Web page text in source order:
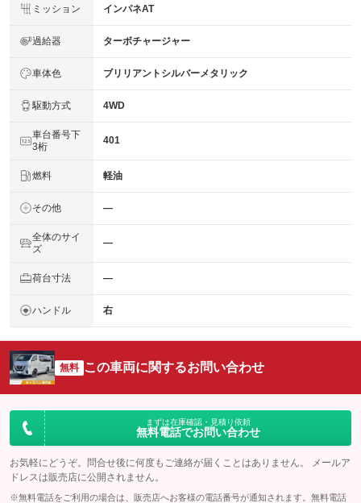
ミッション インパネAT
過給器 ターボチャージャー
車体色 ブリリアントシルバーメタリック
駆動方式 4WD
車台番号下
3桁
401
燃料 軽油
その他 ―
全体のサイ
ズ
―
荷台寸法 ―
ハンドル 右
無料 この車両に関するお問い合わせ
まずは在庫確認・見積り依頼
無料電話でお問い合わせ
お気軽にどうぞ。問合せ後に何度もご連絡が届くことはありません。 メールア
ドレスは販売店に公開されません。
※無料電話をご利用の場合は、販売店へお客様の電話番号が通知されます。無料電話